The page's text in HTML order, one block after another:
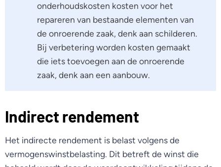
onderhoudskosten kosten voor het
repareren van bestaande elementen van
de onroerende zaak, denk aan schilderen.
Bij verbetering worden kosten gemaakt
die iets toevoegen aan de onroerende
zaak, denk aan een aanbouw.
Indirect rendement
Het indirecte rendement is belast volgens de
vermogenswinstbelasting. Dit betreft de winst die